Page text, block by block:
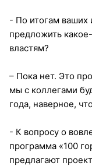
- По итогам ваших
предложить
властям?
– Пока нет. Это
мы с коллегами
года, наверное,
- К вопросу о
программа «100
предлагают